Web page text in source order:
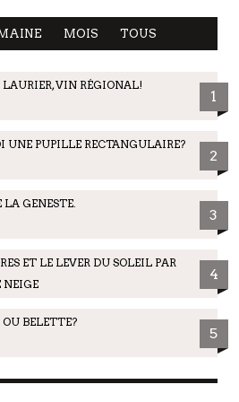
MOIS TOUS
LAURIER, VIN RÉGIONAL!
1
UNE PUPILLE RECTANGULAIRE?
2
LA GENESTE.
3
ET LE LEVER DU SOLEIL PAR
NEIGE
4
BELETTE?
5